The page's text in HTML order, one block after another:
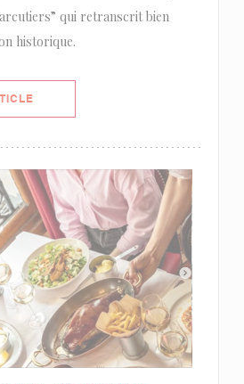
qui retranscrit bien
historique.
((OUVRE UNE NOUVELLE